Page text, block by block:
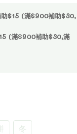
助$15 (滿$900補助$30,
(滿$900補助$30,滿
冬